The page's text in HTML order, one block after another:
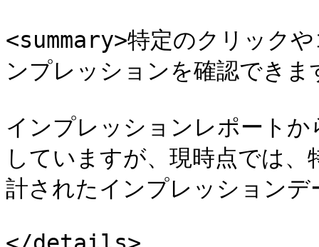
<summary>特定のクリック
ンプレッションを確認でき
インプレッションレポート
していますが、現時点では
計されたインプレッション